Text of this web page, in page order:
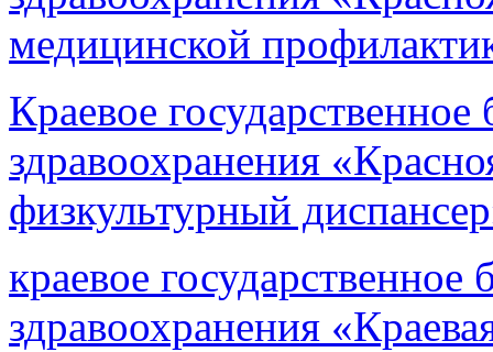
медицинской
Краевое
здравоохранения
физкультурный
краевое
здравоохранения